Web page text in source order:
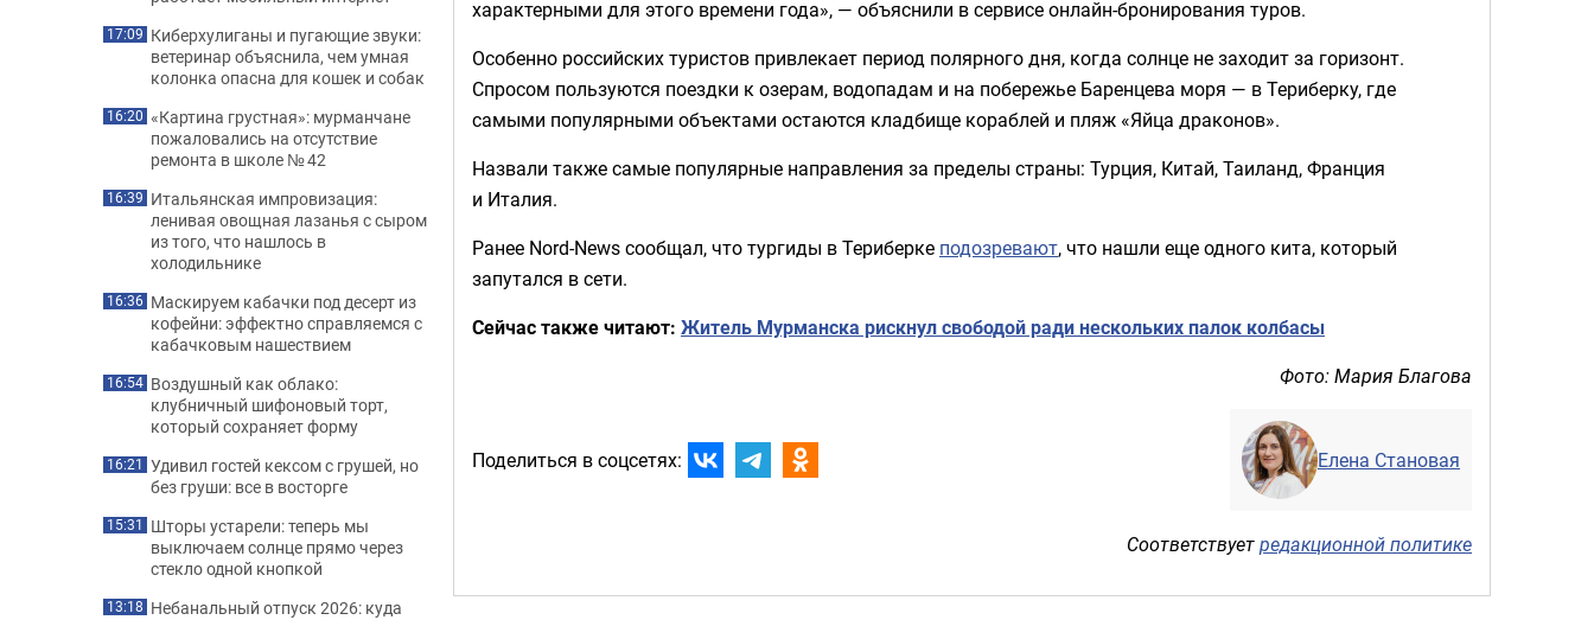
характерными для этого времени года», — объяснили в сервисе онлайн-бронирования туров.
Особенно российских туристов привлекает период полярного дня, когда солнце не заходит за горизонт.
Спросом пользуются поездки к озерам, водопадам и на побережье Баренцева моря — в Териберку, где
самыми популярными объектами остаются кладбище кораблей и пляж «Яйца драконов».
Назвали также самые популярные направления за пределы страны: Турция, Китай, Таиланд, Франция
и Италия.
Ранее Nord-News сообщал, что тургиды в Териберке подозревают, что нашли еще одного кита, который
запутался в сети.
Сейчас также читают: Житель Мурманска рискнул свободой ради нескольких палок колбасы
Фото: Мария Благова
Поделиться в соцсетях: Елена Становая
Соответствуетредакционной политике
17:09 Киберхулиганы и пугающие звуки:
ветеринар объяснила, чем умная
колонка опасна для кошек и собак
16:20 «Картина грустная»: мурманчане
пожаловались на отсутствие
ремонта в школе № 42
16:39 Итальянская импровизация:
ленивая овощная лазанья с сыром
из того, что нашлось в
холодильнике
16:36 Маскируем кабачки под десерт из
кофейни: эффектно справляемся с
кабачковым нашествием
16:54 Воздушный как облако:
клубничный шифоновый торт,
который сохраняет форму
16:21 Удивил гостей кексом с грушей, но
без груши: все в восторге
15:31 Шторы устарели: теперь мы
выключаем солнце прямо через
стекло одной кнопкой
13:18 Небанальный отпуск 2026: куда